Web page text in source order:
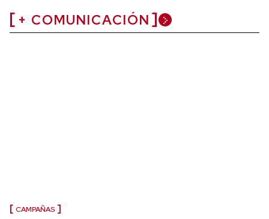
+ COMUNICACIÓN
CAMPAÑAS